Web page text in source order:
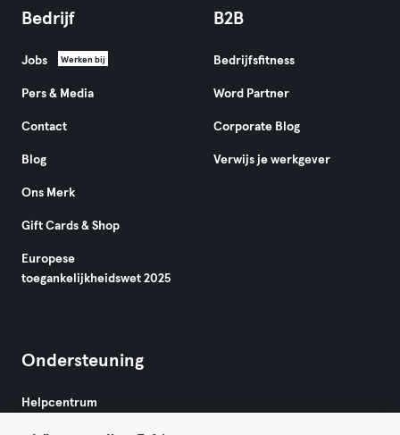
Bedrijf
Jobs Werken bij
Pers & Media
Contact
Blog
Ons Merk
Gift Cards & Shop
Europese
toegankelijkheidswet 2025
B2B
Bedrijfsfitness
Word Partner
Corporate Blog
Verwijs je werkgever
Ondersteuning
Helpcentrum